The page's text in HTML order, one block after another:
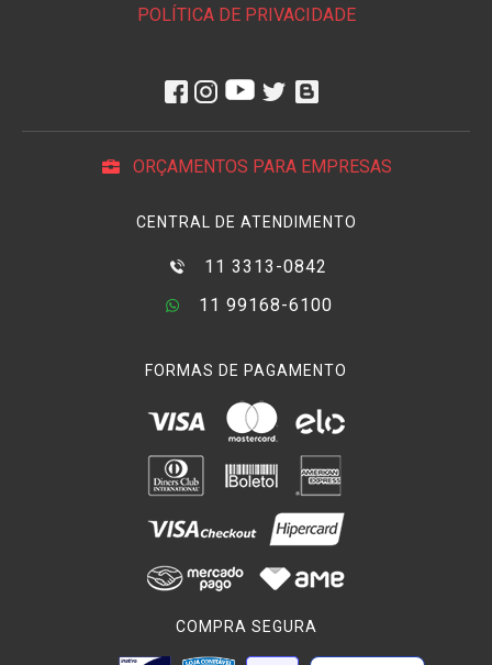
POLÍTICA DE PRIVACIDADE
ORÇAMENTOS PARA EMPRESAS
CENTRAL DE ATENDIMENTO
11 3313-0842
11 99168-6100
FORMAS DE PAGAMENTO
COMPRA SEGURA